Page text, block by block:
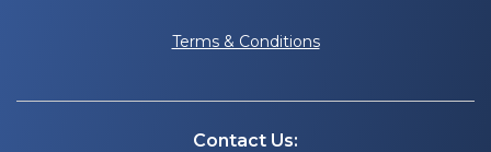
Terms & Conditions
Contact Us: